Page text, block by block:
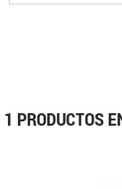
1 PRODUCTOS